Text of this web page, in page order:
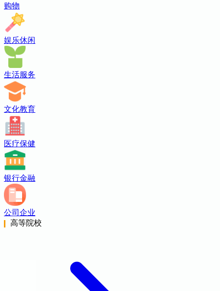
购物
娱乐休闲
生活服务
文化教育
医疗保健
银行金融
公司企业
高等院校